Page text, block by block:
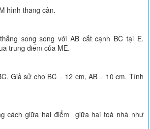
hình thang cân.
song song với AB cắt cạnh BC tại E.
trung điểm của ME.
Giả sử cho BC = 12 cm, AB = 10 cm. Tính
cách giữa hai điểm giữa hai toà nhà như